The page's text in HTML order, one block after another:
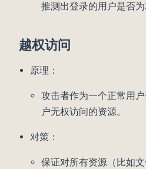
推测出登录的用户是否为
越权访问
原理：
攻击者作为一个正常用
户无权访问的资源。
对策：
保证对所有资源（比如